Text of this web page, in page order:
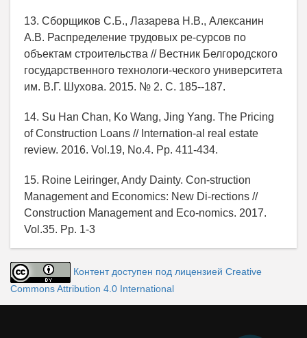
13. Сборщиков С.Б., Лазарева Н.В., Алексанин
А.В. Распределение трудовых ре-сурсов по
объектам строительства // Вестник Белгородского
государственного технологи-ческого университета
им. В.Г. Шухова. 2015. № 2. С. 185--187.
14. Su Han Chan, Ko Wang, Jing Yang. The Pricing
of Construction Loans // Internation-al real estate
review. 2016. Vol.19, No.4. Pp. 411-434.
15. Roine Leiringer, Andy Dainty. Con-struction
Management and Economics: New Di-rections //
Construction Management and Eco-nomics. 2017.
Vol.35. Pp. 1-3
Контент доступен под лицензией Creative
Commons Attribution 4.0 International